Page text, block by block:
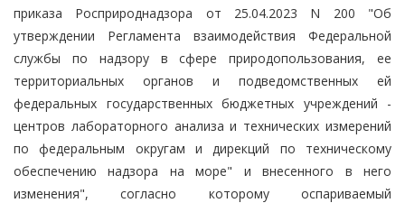
приказа Росприроднадзора от 25.04.2023 N 200 "Об
утверждении Регламента взаимодействия Федеральной
службы по надзору в сфере природопользования, ее
территориальных органов и подведомственных ей
федеральных государственных бюджетных учреждений -
центров лабораторного анализа и технических измерений
по федеральным округам и дирекций по техническому
обеспечению надзора на море" и внесенного в него
изменения", согласно которому оспариваемый